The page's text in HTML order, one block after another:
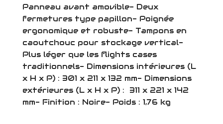
Panneau avant amovible- Deux
fermetures type papillon- Poignée
ergonomique et robuste- Tampons en
caoutchouc pour stockage vertical-
Plus léger que les flights cases
traditionnels- Dimensions intérieures (L
x H x P) : 301 x 211 x 132 mm- Dimensions
extérieures (L x H x P) : 311 x 221 x 142
mm- Finition : Noire- Poids : 1,76 kg